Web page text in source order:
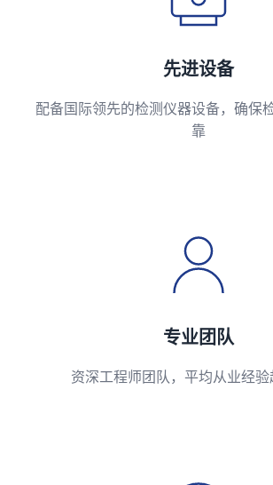
先进设备
配备国际领先的检测仪器设备，确保
靠
专业团队
资深工程师团队，平均从业经验